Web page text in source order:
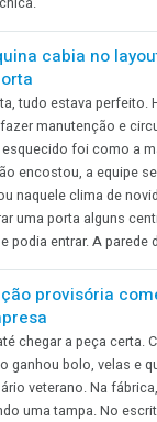
fechamento
convencer
pressionou a
ficha técnica.
A máquina
pela porta
Na planta,
operar, fazer
detalhe
começou
encontrar
dizia que